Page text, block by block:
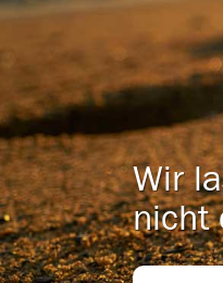
Wir
nicht